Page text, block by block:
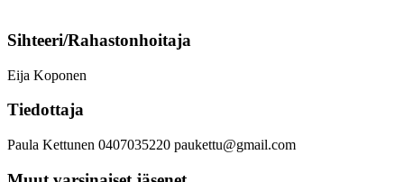
Sihteeri/Rahastonhoitaja
Eija Koponen
Tiedottaja
Paula Kettunen 0407035220 paukettu@gmail.com